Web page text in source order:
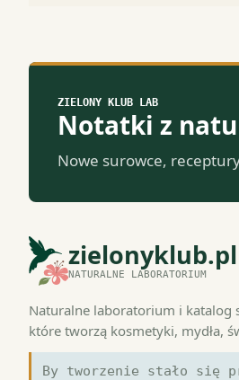
ZIELONY KLUB LAB
Notatki z
Nowe surowce,
zielonyklub.pl
NATURALNE LABORATORIUM
Naturalne laboratorium i katalog
które tworzą kosmetyki, mydła,
By tworzenie stało się